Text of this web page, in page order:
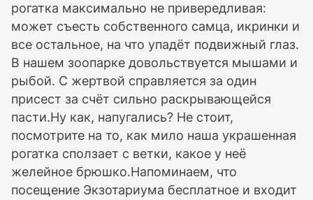
рогатка максимально не привередливая:
может съесть собственного самца, икринки и
все остальное, на что упадёт подвижный глаз.
В нашем зоопарке довольствуется мышами и
рыбой. С жертвой справляется за один
присест за счёт сильно раскрывающейся
пасти.Ну как, напугались? Не стоит,
посмотрите на то, как мило наша украшенная
рогатка сползает с ветки, какое у неё
желейное брюшко.Напоминаем, что
посещение Экзотариума бесплатное и входит